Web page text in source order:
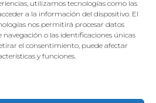
utilizamos tecnologías como las
a la información del dispositivo. El
nos permitirá procesar datos
o las identificaciones únicas
el consentimiento, puede afectar
y funciones.